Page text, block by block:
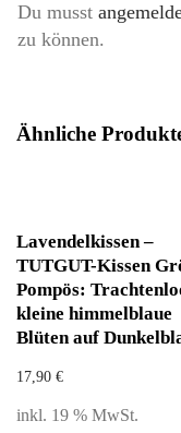
Du musst
zu können.
Ähnliche
Lavendelkissen –
TUTGUT-Kissen
Pompös:
kleine himmelblaue
Blüten auf
17,90 €
inkl. 19 % MwSt.